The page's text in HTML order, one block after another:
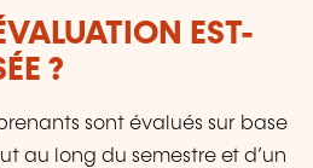
EST-
?
sont évalués sur base
au long du semestre et d’un